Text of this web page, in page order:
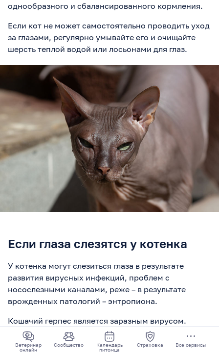
Ветеринар
онлайн
Сообщество
Календарь
питомца
Страховка Все сервисы
однообразного и сбалансированного кормления.
Если кот не может самостоятельно проводить уход
за глазами, регулярно умывайте его и очищайте
шерсть теплой водой или лосьонами для глаз.
Если глаза слезятся у котенка
У котенка могут слезиться глаза в результате
развития вирусных инфекций, проблем с
носослезными каналами, реже – в результате
врожденных патологий – энтропиона.
Кошачий герпес является заразным вирусом.
Существует много различных симптомов
кошачьего герпеса. Большинство из них могут